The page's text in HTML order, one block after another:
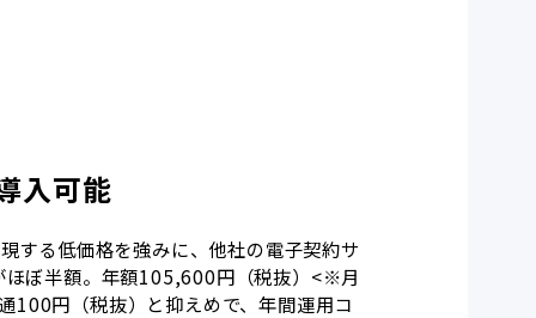
入可能
する低価格を強みに、他社の電子契約サ
ほぼ半額。年額105,600円（税抜）<※月
100円（税抜）と抑えめで、年間運用コ